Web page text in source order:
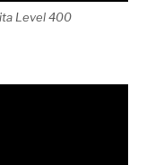
Level 400